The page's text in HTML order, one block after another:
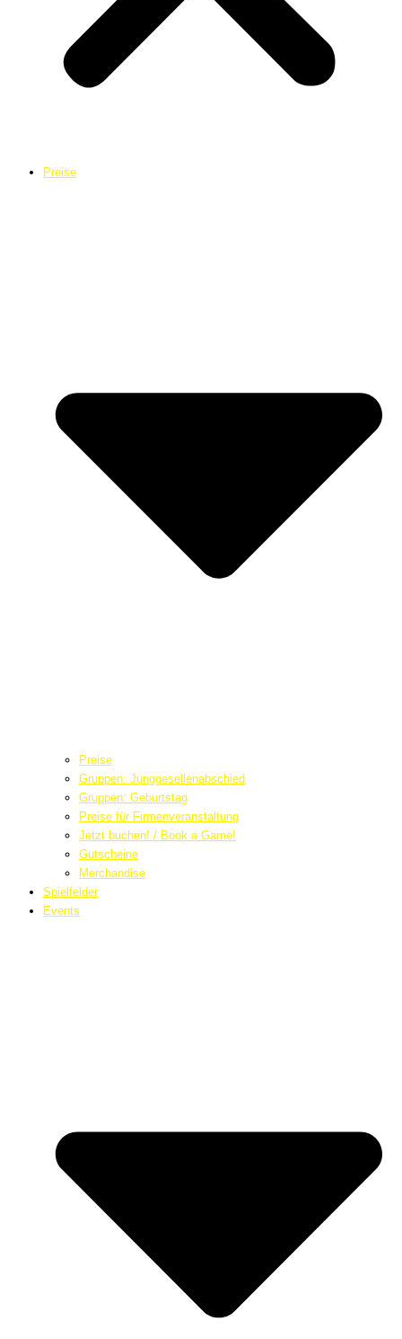
Preise
Preise
Gruppen: Junggesellenabschied
Gruppen: Geburtstag
Preise für Firmenveranstaltung
Jetzt buchen! / Book a Game!
Gutscheine
Merchandise
Spielfelder
Events